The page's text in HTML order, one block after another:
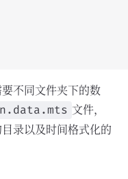
不同文件夹下的数
文件，
录以及时间格式化的